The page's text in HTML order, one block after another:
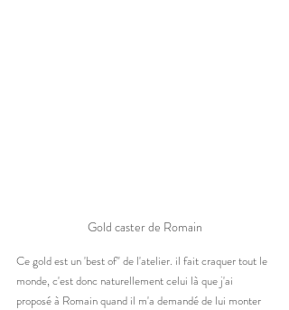
Gold caster de Romain
Ce gold est un 'best of" de l'atelier. il fait craquer tout le
monde, c'est donc naturellement celui là que j'ai
proposé à Romain quand il m'a demandé de lui monter